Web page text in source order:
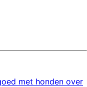
met honden over